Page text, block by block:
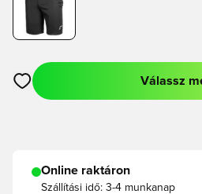
Megnyit egy modált a
Válassz
Online raktáron
Szállítási idő: 3-4 munkanap